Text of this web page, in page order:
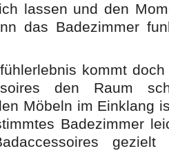
lassen und den
das Badezimmer
kommt
den Raum
Möbeln im Einklang
Badezimmer